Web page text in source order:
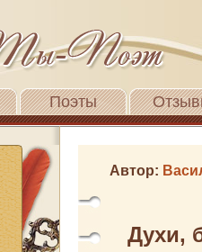
Поэты
Автор:
Духи,